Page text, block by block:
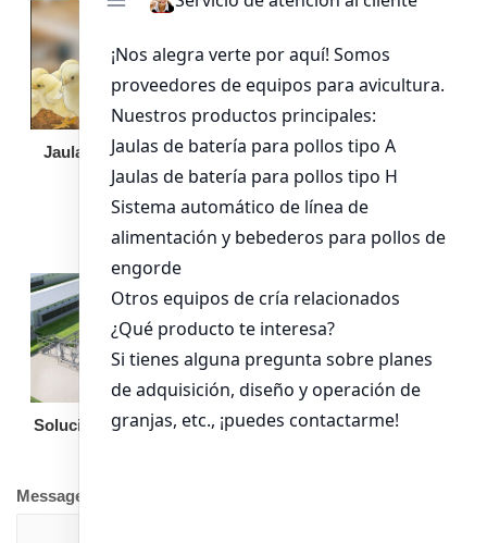
Jaula de pollo pollita
Bandeja de
alimentación para
pollos de engorde
Solución llave en mano Otro equipo
Message